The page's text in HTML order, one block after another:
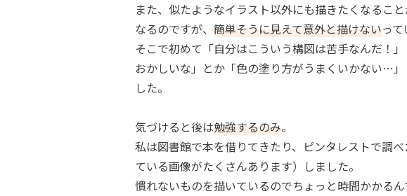
また、似たようなイラスト以外にも描きたくなるこ
なるのですが、 簡単そうに見えて意外と描けないっ
そこで初めて「自分はこういう構図は苦手なんだ！
おかしいな」とか「色の塗り方がうまくいかない…
した。
気づけると後は勉強するのみ。
私は図書館で本を借りてきたり、ピンタレストで調
ている画像がたくさんあります）しました。
慣れないものを描いているのでちょっと時間かかるん